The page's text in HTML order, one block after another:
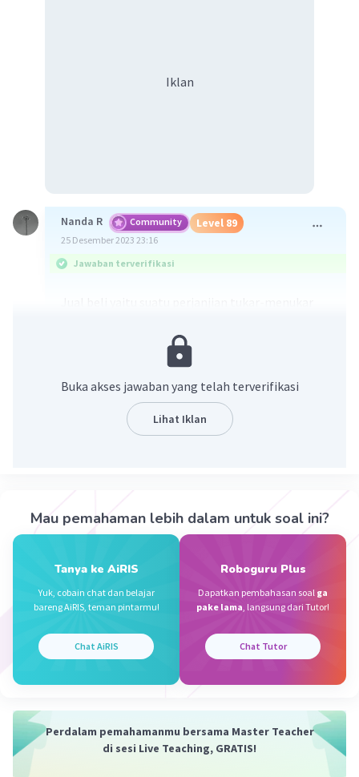
Iklan
Nanda R Community Level 89
25 Desember 2023 23:16
Jawaban terverifikasi
sukarela diantara kedua belah pihak, yang satu
menerima benda-benda dan pihak lain
menerimanya sesuai dengan perjanjian atau
ketentuan yang telah dibenarkan syara' dan
31 Desember 2023 09:58
Jual beli merupakan tukar menukar barang
dengan menggunakan uang sebagai alat
dilakukan atas dasar suka sama suka
Beri Rating·0.0(0) Balas
Buka akses jawaban yang telah terverifikasi
Lihat Iklan
Mau pemahaman lebih dalam untuk soal ini?
Tanya ke AiRIS
Yuk, cobain chat dan belajar
bareng AiRIS, teman pintarmu!
Chat AiRIS
Roboguru Plus
Dapatkan pembahasan soal ga
pake lama, langsung dari Tutor!
Chat Tutor
Perdalam pemahamanmu bersama Master Teacher
di sesi Live Teaching, GRATIS!